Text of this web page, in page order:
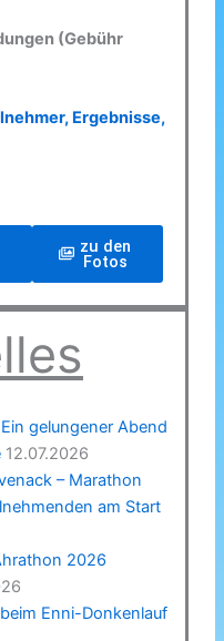
(Gebühr
Ergebnisse,
zu den
Fotos
gelungener Abend
12.07.2026
– Marathon
am Start
2026
Enni-Donkenlauf